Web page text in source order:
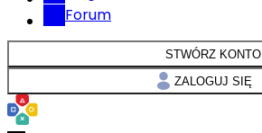
Forum
STWÓRZ KONTO
ZALOGUJ SIĘ